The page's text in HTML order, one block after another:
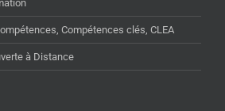
Compétences clés, CLEA
à Distance